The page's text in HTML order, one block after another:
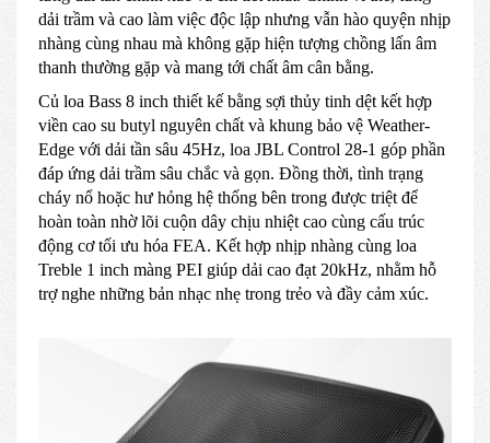
dải trầm và cao làm việc độc lập nhưng vẫn hào quyện nhịp
nhàng cùng nhau mà không gặp hiện tượng chồng lấn âm
thanh thường gặp và mang tới chất âm cân bằng.
Củ loa Bass 8 inch thiết kế bằng sợi thủy tinh dệt kết hợp
viền cao su butyl nguyên chất và khung bảo vệ Weather-
Edge với dải tần sâu 45Hz, loa JBL Control 28-1 góp phần
đáp ứng dải trầm sâu chắc và gọn. Đồng thời, tình trạng
cháy nổ hoặc hư hỏng hệ thống bên trong được triệt để
hoàn toàn nhờ lõi cuộn dây chịu nhiệt cao cùng cấu trúc
động cơ tối ưu hóa FEA. Kết hợp nhịp nhàng cùng loa
Treble 1 inch màng PEI giúp dải cao đạt 20kHz, nhằm hỗ
trợ nghe những bản nhạc nhẹ trong trẻo và đầy cảm xúc.